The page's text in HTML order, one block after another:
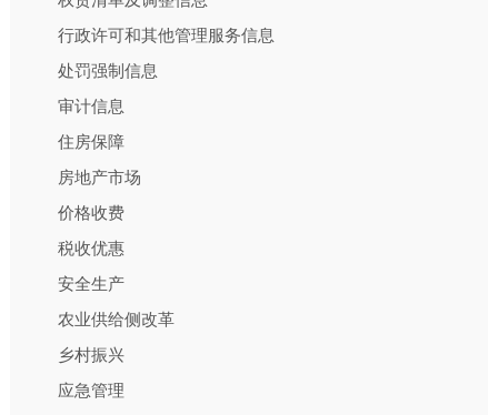
行政许可和其他管理服务信息
处罚强制信息
审计信息
住房保障
房地产市场
价格收费
税收优惠
安全生产
农业供给侧改革
乡村振兴
应急管理